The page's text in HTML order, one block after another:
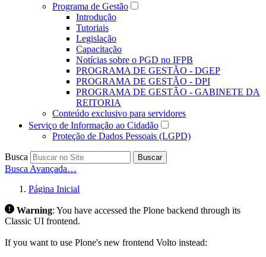
Programa de Gestão
Introdução
Tutoriais
Legislação
Capacitação
Notícias sobre o PGD no IFPB
PROGRAMA DE GESTÃO - DGEP
PROGRAMA DE GESTÃO - DPI
PROGRAMA DE GESTÃO - GABINETE DA
REITORIA
Conteúdo exclusivo para servidores
Serviço de Informação ao Cidadão
Proteção de Dados Pessoais (LGPD)
Busca Buscar
Busca Avançada…
Página Inicial
Warning: You have accessed the Plone backend through its
Classic UI frontend.
If you want to use Plone's new frontend Volto instead: